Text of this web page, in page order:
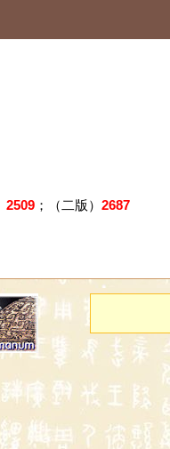
2509；（二版） 2687